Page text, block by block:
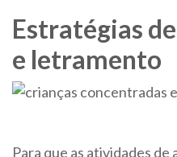
Estratégias
e letramento
Para que as atividades